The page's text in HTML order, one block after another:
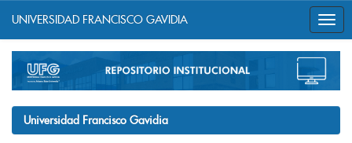
navigation
UNIVERSIDAD FRANCISCO GAVIDIA
Universidad Francisco Gavidia